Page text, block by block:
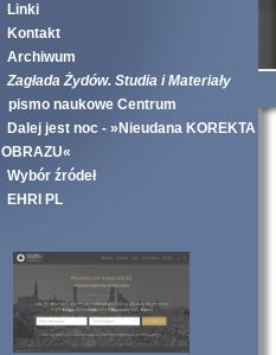
Linki
Kontakt
Archiwum
Zagłada Żydów. Studia i Materiały
pismo naukowe Centrum
Dalej jest noc - »Nieudana KOREKTA
OBRAZU«
Wybór źródeł
EHRI PL